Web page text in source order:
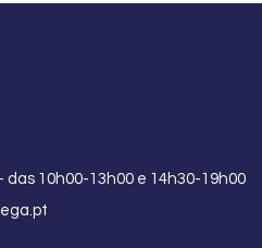
das 10h00-13h00 e 14h30-19h00